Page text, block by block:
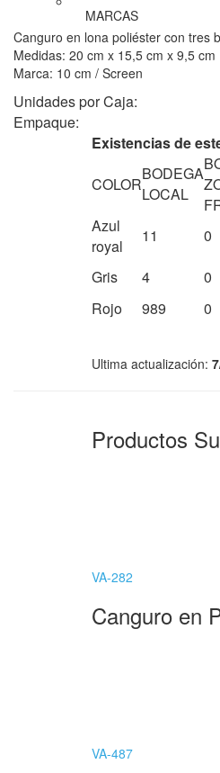
MARCAS
Canguro en lona poliéster con tres
Medidas: 20 cm x 15,5 cm x 9,5 cm
Marca: 10 cm / Screen
Unidades por Caja:
Empaque:
Existencias de
COLOR
BODEGA
LOCAL
Azul
royal
11 0
Gris
4 0
Rojo
989 0
Ultima actualización:
Productos
VA-282
Canguro en
VA-487